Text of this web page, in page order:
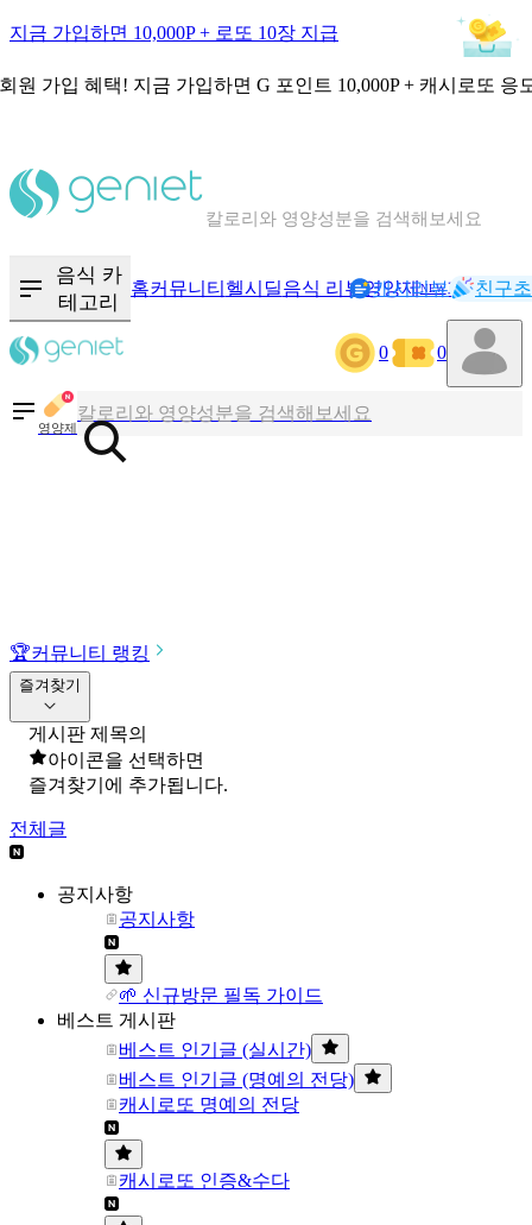
지금 가입하면 10,000P + 로또 10장 지급
원 가입 혜택! 지금 가입하면 G 포인트 10,000P + 캐시로또 응
칼로리와 영양성분을 검색해보세요
음식 카
테고리
홈커뮤니티 헬시딜음식 리뷰영양제NEW기록
캐시리뷰 친구
0 0
영양제
칼로리와 영양성분을 검색해보세요
혈당 · 다이어트 음식 검색해보세요
🏆커뮤니티 랭킹
즐겨찾기
게시판 제목의
아이콘을 선택하면
즐겨찾기에 추가됩니다.
전체글
공지사항
공지사항
🌱 신규방문 필독 가이드
베스트 게시판
베스트 인기글 (실시간)
베스트 인기글 (명예의 전당)
캐시로또 명예의 전당
캐시로또 인증&수다